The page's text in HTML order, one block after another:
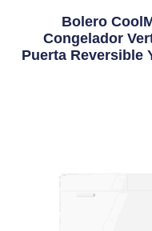
Bolero
Congelador
Puerta Reversible